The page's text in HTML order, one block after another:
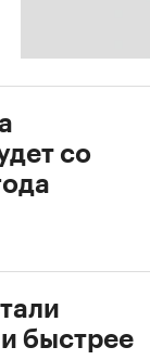
со
быстрее